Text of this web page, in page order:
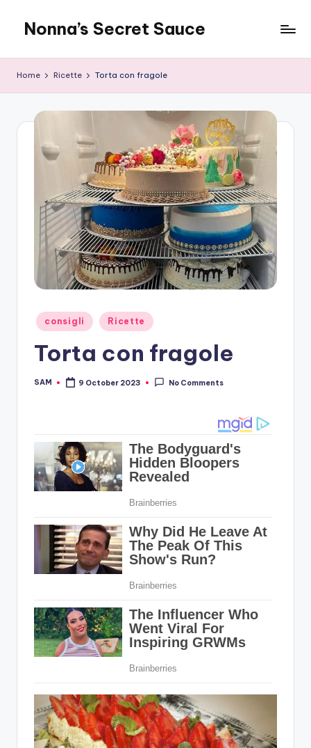
content
Nonna’s Secret Sauce
Home Ricette Torta con fragole
Posted
in
consigli Ricette
Torta con fragole
Posted
SAM 9 October 2023 No Comments